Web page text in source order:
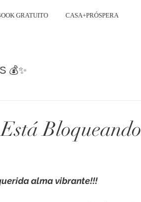
GRATUITO CASA+PRÓSPERA
💰✨
Bloqueando
alma vibrante!!!